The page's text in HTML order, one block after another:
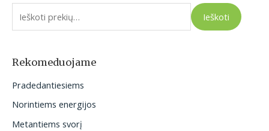
e
o
:
Ieškoti
Rekomeduojame
Pradedantiesiems
Norintiems energijos
Metantiems svorį